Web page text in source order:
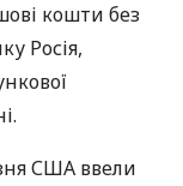
кошти без
Росія,
США ввели